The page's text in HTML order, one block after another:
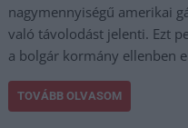
nagymennyiségű amerikai
való távolodást jelenti. Ezt
a bolgár kormány ellenben
TOVÁBB OLVASOM